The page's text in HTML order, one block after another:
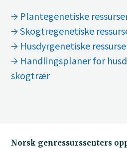
Plantegenetiske
Skogtregenetiske
Husdyrgenetiske
skogtrær
Norsk genressurssenters